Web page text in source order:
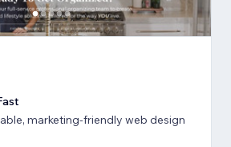
marketing-friendly web design